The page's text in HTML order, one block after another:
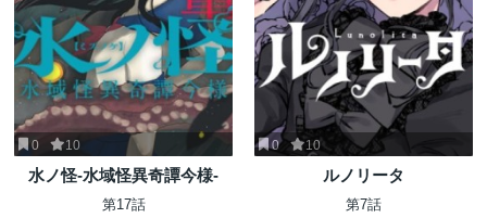
0 10
水ノ怪-水域怪異奇譚今様-
第17話
0 10
ルノリータ
第7話